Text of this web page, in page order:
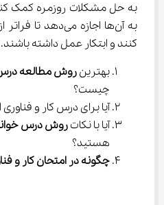
به حل مشکلات روزمره کمک
کنند و ابتکار عمل داشته باشند.
بهترین روش مطالعه درس
چیست؟
آیا برای درس کار و
آیا با نکات روش درس
هستید؟
چگونه در امتحان کار و فناوری